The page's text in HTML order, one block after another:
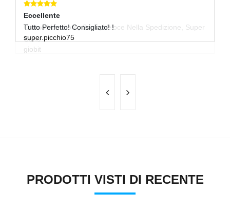
Eccellente
Ottimo Venditore, Serio, Veloce Nella Spedizione, Super
Cons
giobit
Eccellente
Tutto Perfetto! Consigliato! !
super.picchio75
PRODOTTI VISTI DI RECENTE